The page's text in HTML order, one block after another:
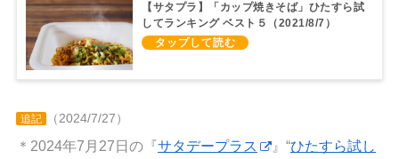
【サタプラ】「カップ焼きそば」ひたすら試
してランキング ベスト５（2021/8/7）
追記 （2024/7/27）
＊2024年7月27日の『サタデープラス 』“ひたすら試し